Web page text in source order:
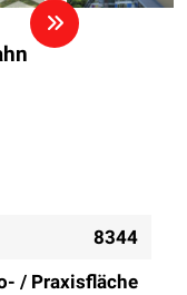
8344
/ Praxisfläche